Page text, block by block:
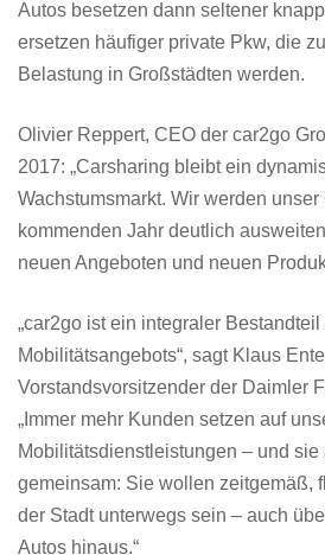
Autos besetzen dann seltener
ersetzen häufiger private Pkw, die
Belastung in Großstädten werden.
Olivier Reppert, CEO der car2go
2017: „Carsharing bleibt ein
Wachstumsmarkt. Wir werden
kommenden Jahr deutlich
neuen Angeboten und neuen
„car2go ist ein integraler
Mobilitätsangebots“, sagt Klaus
Vorstandsvorsitzender der Daimler
„Immer mehr Kunden setzen auf
Mobilitätsdienstleistungen – und
gemeinsam: Sie wollen zeitgemäß,
der Stadt unterwegs sein – auch
Autos hinaus.“